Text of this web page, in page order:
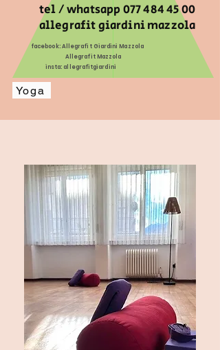
tel / whatsapp077 484 45 00
allegrafit giardini mazzola
facebook: Allegrafit Giardini Mazzola
Allegrafit Mazzola
insta: allegrafitgiardini
Yoga
YIN Yoga in sera a
Lavorgo